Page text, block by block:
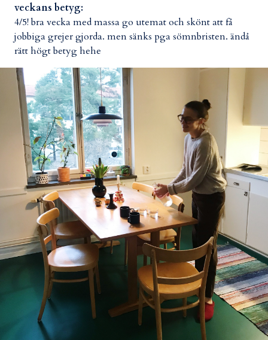
veckans betyg:
4/5! bra vecka med massa go utemat och skönt att få
jobbiga grejer gjorda. men sänks pga sömnbristen. ändå
rätt högt betyg hehe